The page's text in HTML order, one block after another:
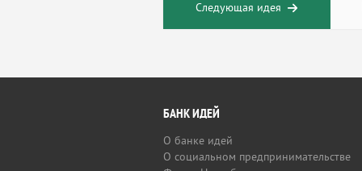
Следующая идея
БАНК ИДЕЙ
О банке идей
О социальном предпринимательстве